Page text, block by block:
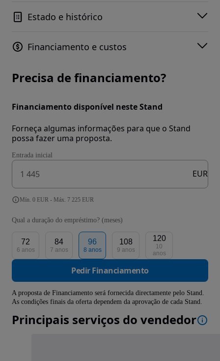
Estado e histórico
Financiamento e custos
Precisa de financiamento?
Financiamento disponível neste Stand
Forneça algumas informações para que o Stand
possa fazer uma proposta.
Entrada inicial
EUR
Mín. 0 EUR - Máx. 7 225 EUR
Qual a duração do empréstimo? (meses)
72
6 anos
84
7 anos
96
8 anos
108
9 anos
120
10
anos
Pedir Financiamento
A proposta de Financiamento será fornecida directamente pelo Stand.
As condições finais da oferta dependem da aprovação de cada Stand.
Principais serviços do vendedor